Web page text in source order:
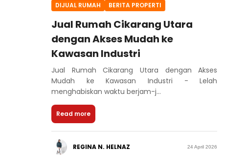
DIJUAL RUMAH BERITA PROPERTI
Jual Rumah Cikarang Utara
dengan Akses Mudah ke
Kawasan Industri
Jual Rumah Cikarang Utara dengan Akses
Mudah ke Kawasan Industri - Lelah
menghabiskan waktu berjam-j...
Read more
REGINA N. HELNAZ 24 April 2026